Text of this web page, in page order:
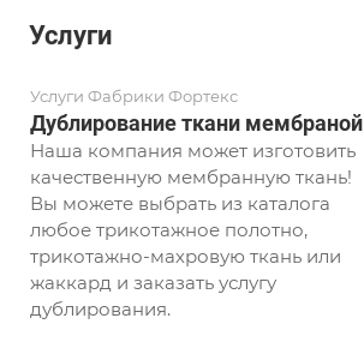
Услуги
Услуги Фабрики Фортекс
Дублирование ткани мембраной
Наша компания может изготовить
качественную мембранную ткань!
Вы можете выбрать из каталога
любое трикотажное полотно,
трикотажно-махровую ткань или
жаккард и заказать услугу
дублирования.